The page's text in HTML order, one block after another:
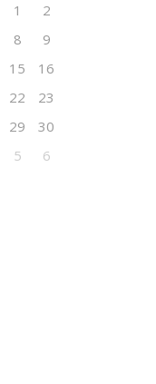
1
2
8
9
15
16
22
23
29
30
5 6